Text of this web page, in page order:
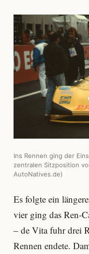
Ins Rennen ging der
zentralen Sitzposition
AutoNatives.de)
Es folgte ein
vier ging das Ren-
– de Vita fuhr drei
Rennen endete.